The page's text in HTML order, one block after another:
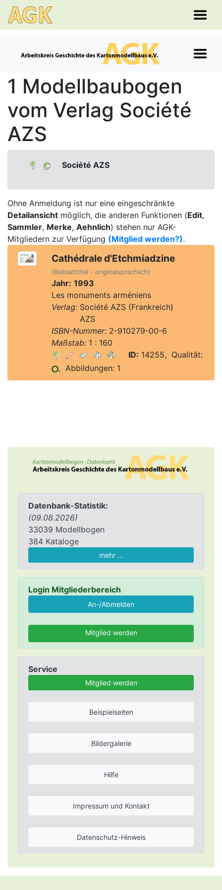
Datenbank-Statistik:
(09.08.2026)
33039 Modellbogen
384 Kataloge
mehr ...
Login Mitgliederbereich
Mitglied werden
Service
Mitglied werden
Beispielseiten
Bildergalerie
Hilfe
Impressum und Kontakt
Datenschutz-Hinweis
1 Modellbaubogen
vom Verlag Société
AZS
Société AZS
Ohne Anmeldung ist nur eine eingeschränkte
Detailansicht möglich, die anderen Funktionen (Edit,
Sammler, Merke, Aehnlich) stehen nur AGK-
Mitgliedern zur Verfügung (Mitglied werden?).
Cathédrale d'Etchmiadzine
(Beiblatttitel - originalsprachlich)
Jahr: 1993
Les monuments arméniens
Verlag:Société AZS (Frankreich)
AZS
ISBN-Nummer:2-910279-00-6
Maßstab:1 : 160
ID: 14255, Qualität:
, Abbildungen: 1